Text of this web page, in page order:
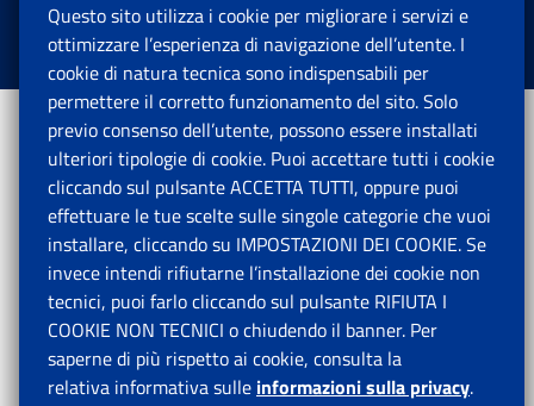
Istituto Nazionale Previdenza Sociale.
Tutti i diritti riservati.
Questo sito utilizza i cookie per migliorare i servizi e
ottimizzare l’esperienza di navigazione dell’utente. I
cookie di natura tecnica sono indispensabili per
permettere il corretto funzionamento del sito. Solo
previo consenso dell’utente, possono essere installati
ulteriori tipologie di cookie. Puoi accettare tutti i cookie
cliccando sul pulsante ACCETTA TUTTI, oppure puoi
effettuare le tue scelte sulle singole categorie che vuoi
installare, cliccando su IMPOSTAZIONI DEI COOKIE. Se
invece intendi rifiutarne l’installazione dei cookie non
tecnici, puoi farlo cliccando sul pulsante RIFIUTA I
COOKIE NON TECNICI o chiudendo il banner. Per
saperne di più rispetto ai cookie, consulta la
relativa informativa sulle informazioni sulla privacy.